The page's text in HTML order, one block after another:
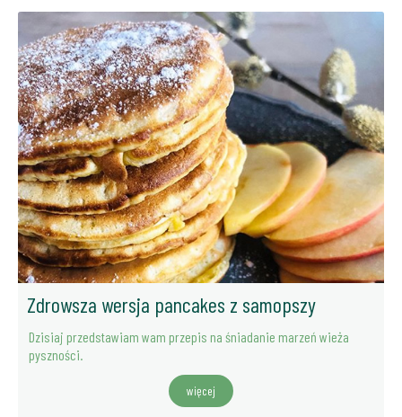
Zdrowsza wersja pancakes z samopszy
Dzisiaj przedstawiam wam przepis na śniadanie marzeń wieża
pyszności.
więcej